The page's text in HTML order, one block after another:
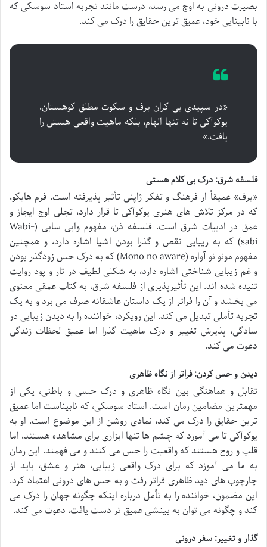
بصیرت درونی به اوج می رسد، درست مانند تجربه استاد سوسکی که
با نابینایی خود، عمیق ترین حقایق را درک می کند.
«در سپیدی بی کران برف و سکوت مطلق کوهستان،
یوکوآکی تا نه تنها الهام، بلکه ماهیت واقعی هستی را
یافت.»
فلسفه شرق: درک بی کلام هستی
«برف» عمیقاً از فرهنگ و تفکر ژاپنی تأثیر پذیرفته است. فرم هایکو،
که در مرکز تلاش های هنری یوکوآکی تا قرار دارد، تجلی اوج ایجاز و
عمق در ادبیات شرق است. فلسفه ذن، مفهوم وابی سابی (Wabi-
sabi) که به زیبایی نقص و گذرا بودن اشیا اشاره دارد، و همچنین
مفهوم مونو نو آواره (Mono no aware) که به درک حس زودگذر بودن
و غم زیبایی شناختی اشاره دارد، به شکلی لطیف در تار و پود روایت
تنیده شده اند. این تأثیرپذیری از فلسفه شرق، به کتاب عمقی معنوی
می بخشد و آن را فراتر از یک داستان عاشقانه صرف می برد و به یک
تجربه تأملی تبدیل می کند. این رویکرد، خواننده را به دیدن زیبایی در
سادگی، پذیرش تغییر و درک ماهیت گذرا اما عمیق لحظات زندگی
دعوت می کند.
دیدن و حس کردن: فراتر از نگاه ظاهری
تقابل و هماهنگی بین نگاه ظاهری و درک حسی و باطنی، یکی از
مهمترین مضامین رمان است. استاد سوسکی، که نابیناست اما عمیق
ترین حقایق را درک می کند، نمادی روشن از این موضوع است. او به
یوکوآکی تا می آموزد که چشم ها تنها ابزاری برای مشاهده هستند، اما
قلب و روح هستند که واقعیت را حس می کنند و می فهمند. این رمان
به ما می آموزد که برای درک واقعی زیبایی، هنر و عشق، باید از
چارچوب های دید ظاهری فراتر رفت و به حس های درونی اعتماد کرد.
این مضمون، خواننده را به تأمل درباره اینکه چگونه جهان را درک می
کند و چگونه می توان به بینشی عمیق تر دست یافت، دعوت می کند.
گذار و تغییر: سفر درونی